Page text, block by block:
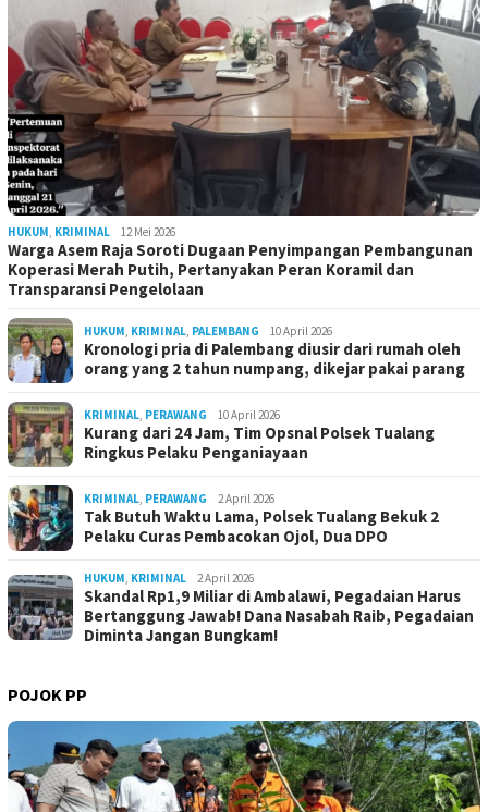
HUKUM KRIMINAL 12 Mei 2026
Warga Asem Raja Soroti Dugaan Penyimpangan Pembangunan
Koperasi Merah Putih, Pertanyakan Peran Koramil dan
Transparansi Pengelolaan
HUKUM KRIMINAL PALEMBANG 10 April 2026
Kronologi pria di Palembang diusir dari rumah oleh
orang yang 2 tahun numpang, dikejar pakai parang
KRIMINAL PERAWANG 10 April 2026
Kurang dari 24 Jam, Tim Opsnal Polsek Tualang
Ringkus Pelaku Penganiayaan
KRIMINAL PERAWANG 2 April 2026
Tak Butuh Waktu Lama, Polsek Tualang Bekuk 2
Pelaku Curas Pembacokan Ojol, Dua DPO
HUKUM KRIMINAL 2 April 2026
Skandal Rp1,9 Miliar di Ambalawi, Pegadaian Harus
Bertanggung Jawab! Dana Nasabah Raib, Pegadaian
Diminta Jangan Bungkam!
POJOK PP